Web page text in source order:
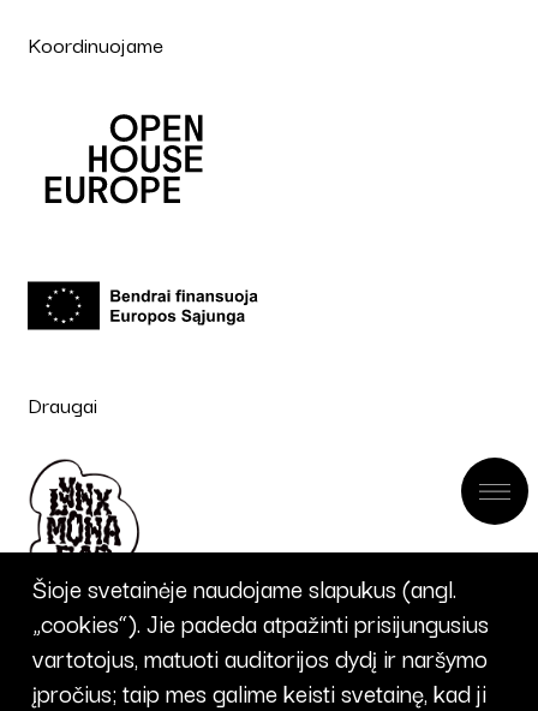
Koordinuojame
Draugai
Šioje svetainėje naudojame slapukus (angl.
„cookies“). Jie padeda atpažinti prisijungusius
vartotojus, matuoti auditorijos dydį ir naršymo
įpročius; taip mes galime keisti svetainę, kad ji